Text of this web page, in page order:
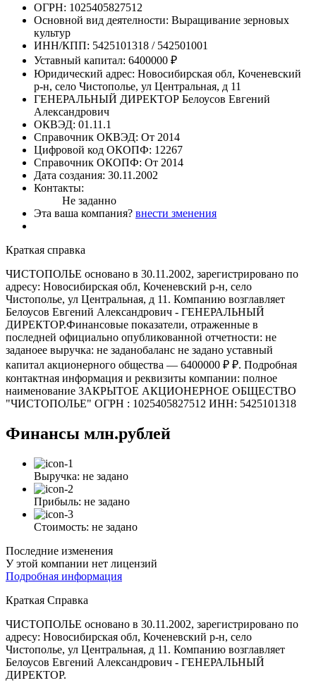
ОГРН: 1025405827512
Основной вид деятелности: Выращивание зерновых
культур
ИНН/КПП: 5425101318 / 542501001
Уставный капитал: 6400000 ₽
Юридический адрес: Новосибирская обл, Коченевский
р-н, село Чистополье, ул Центральная, д 11
ГЕНЕРАЛЬНЫЙ ДИРЕКТОР Белоусов Евгений
Александрович
ОКВЭД: 01.11.1
Справочник ОКВЭД: От 2014
Цифровой код ОКОПФ: 12267
Справочник ОКОПФ: От 2014
Дата создания: 30.11.2002
Контакты:
Не заданно
Эта ваша компания? внести зменения
Краткая справка
ЧИСТОПОЛЬЕ основано в 30.11.2002, зарегистрировано по
адресу: Новосибирская обл, Коченевский р-н, село
Чистополье, ул Центральная, д 11. Компанию возглавляет
Белоусов Евгений Александрович - ГЕНЕРАЛЬНЫЙ
ДИРЕКТОР.Финансовые показатели, отраженные в
последней официально опубликованной отчетности: не
заданоее выручка: не заданобаланс не задано уставный
капитал акционерного общества — 6400000 ₽ ₽. Подробная
контактная информация и реквизиты компании: полное
наименование ЗАКРЫТОЕ АКЦИОНЕРНОЕ ОБЩЕСТВО
"ЧИСТОПОЛЬЕ" ОГРН : 1025405827512 ИНН: 5425101318
Финансы млн.рублей
Выручка: не задано
Прибыль: не задано
Стоимость: не задано
Последние изменения
У этой компании нет лицензий
Подробная информация
Краткая Справка
ЧИСТОПОЛЬЕ основано в 30.11.2002, зарегистрировано по
адресу: Новосибирская обл, Коченевский р-н, село
Чистополье, ул Центральная, д 11. Компанию возглавляет
Белоусов Евгений Александрович - ГЕНЕРАЛЬНЫЙ
ДИРЕКТОР.